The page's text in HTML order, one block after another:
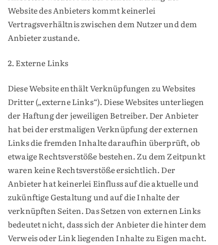
Website des Anbieters kommt keinerlei
Vertragsverhältnis zwischen dem Nutzer und dem
Anbieter zustande.
2. Externe Links
Diese Website enthält Verknüpfungen zu Websites
Dritter („externe Links“). Diese Websites unterliegen
der Haftung der jeweiligen Betreiber. Der Anbieter
hat bei der erstmaligen Verknüpfung der externen
Links die fremden Inhalte daraufhin überprüft, ob
etwaige Rechtsverstöße bestehen. Zu dem Zeitpunkt
waren keine Rechtsverstöße ersichtlich. Der
Anbieter hat keinerlei Einfluss auf die aktuelle und
zukünftige Gestaltung und auf die Inhalte der
verknüpften Seiten. Das Setzen von externen Links
bedeutet nicht, dass sich der Anbieter die hinter dem
Verweis oder Link liegenden Inhalte zu Eigen macht.